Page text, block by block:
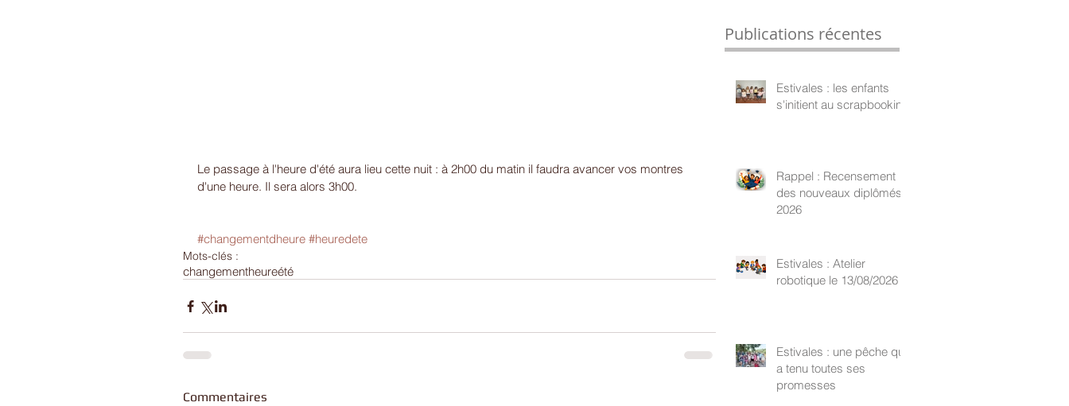
Le passage à l'heure d'été aura lieu cette nuit : à 2h00 du matin il faudra avancer vos montres
d'une heure. Il sera alors 3h00.
#changementdheure #heuredete
Mots-clés :
changementheureété
Commentaires
Publications récentes
Estivales : les enfants
s'initient au scrapbooking
Rappel : Recensement
des nouveaux diplômés
2026
Estivales : Atelier
robotique le 13/08/2026
Estivales : une pêche qui
a tenu toutes ses
promesses